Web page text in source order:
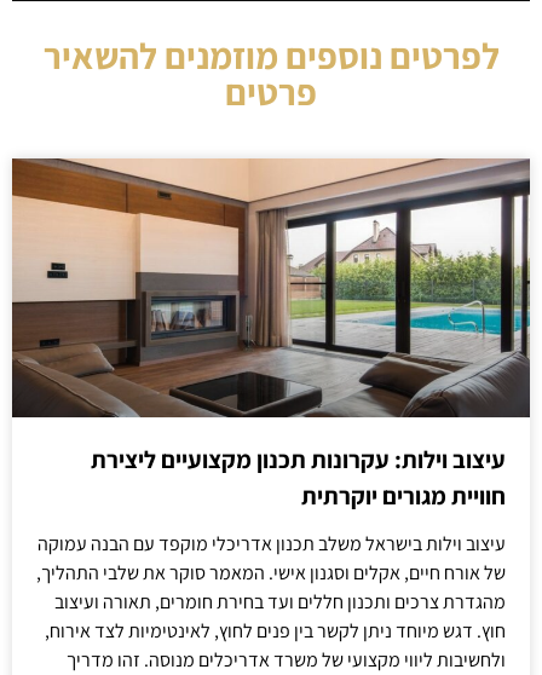
לפרטים נוספים מוזמנים להשאיר
פרטים
עיצוב וילות: עקרונות תכנון מקצועיים ליצירת
חוויית מגורים יוקרתית
עיצוב וילות בישראל משלב תכנון אדריכלי מוקפד עם הבנה עמוקה
של אורח חיים, אקלים וסגנון אישי. המאמר סוקר את שלבי התהליך,
מהגדרת צרכים ותכנון חללים ועד בחירת חומרים, תאורה ועיצוב
חוץ. דגש מיוחד ניתן לקשר בין פנים לחוץ, לאינטימיות לצד אירוח,
ולחשיבות ליווי מקצועי של משרד אדריכלים מנוסה. זהו מדריך